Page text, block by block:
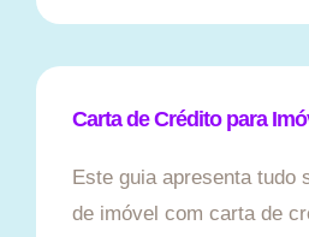
Carta de Crédito para
Este guia apresenta tudo
de imóvel com carta de